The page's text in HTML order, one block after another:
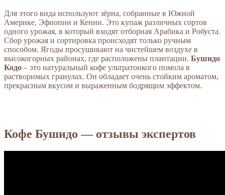
Для этого вида используют зёрна, собранные в Южной
Америке, Эфиопии и Кении. Это купаж различных сортов
одного урожая, в который входят отборная Арабика и Робуста.
Сбор урожая и сортировка происходят только ручным
способом. Ягоды просушивают на чистейшем воздухе в
высокогорных районах, где расположены плантации. Бушидо
Кодо – это натуральный кофе ультратонкого помола в
растворимых гранулах. Он обладает очень стойким ароматом,
прекрасным вкусом и выраженным бодрящим эффектом.
Кофе Бушидо — отзывы экспертов